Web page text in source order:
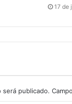
17 de
será publicado.